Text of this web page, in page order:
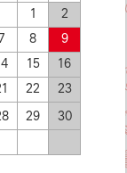
1
2
7 8
9
15
16
22 23
29
30